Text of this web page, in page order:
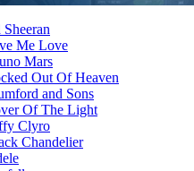
Sheeran
Me Love
Mars
Out Of Heaven
and Sons
Of The Light
Clyro
Chandelier